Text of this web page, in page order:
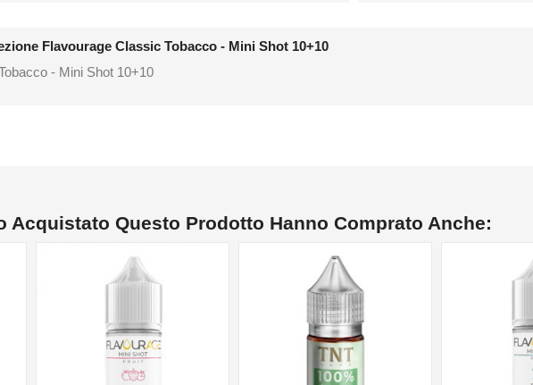
Flavourage Classic Tobacco - Mini Shot 10+10
- Mini Shot 10+10
Acquistato Questo Prodotto Hanno Comprato Anche: